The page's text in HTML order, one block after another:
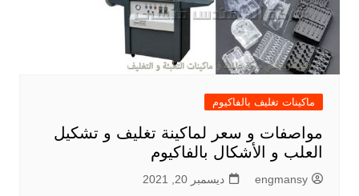
ماكينات تغليف بالفاكيوم
مواصفات و سعر لماكينة تغليف و تشكيل
العلب و الأشكال بالفاكيوم
engmansy ديسمبر 20, 2021